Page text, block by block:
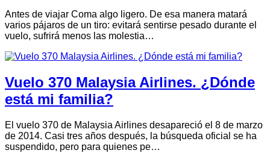
Antes de viajar Coma algo ligero. De esa manera matará
varios pájaros de un tiro: evitará sentirse pesado durante el
vuelo, sufrirá menos las molestia…
Vuelo 370 Malaysia Airlines. ¿Dónde
está mi familia?
El vuelo 370 de Malaysia Airlines desapareció el 8 de marzo
de 2014. Casi tres años después, la búsqueda oficial se ha
suspendido, pero para quienes pe…